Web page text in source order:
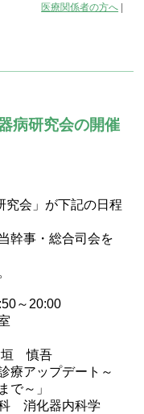
医療関係者の方へ |
病研究会の開催
究会」が下記の日程
幹事・総合司会を
～20:00
垣 慎吾
療アップデート～
で～」
消化器内科学